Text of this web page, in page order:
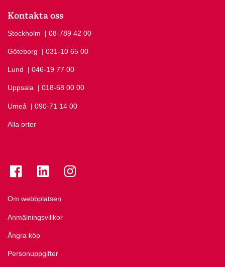
Kontakta oss
Stockholm Ring Stockholm på
| 08-789 42 00
Göteborg Ring Göteborg på
| 031-10 65 00
Lund Ring Lund på
| 046-19 77 00
Uppsala Ring Uppsala på
| 018-68 00 00
Umeå Ring Umeå på
| 090-71 14 00
Alla orter
Om webbplatsen
Anmälningsvillkor
Ångra köp
Personuppgifter
Se folkuniversitetet på Facebook
Se folkuniversitetet på LinkedIn